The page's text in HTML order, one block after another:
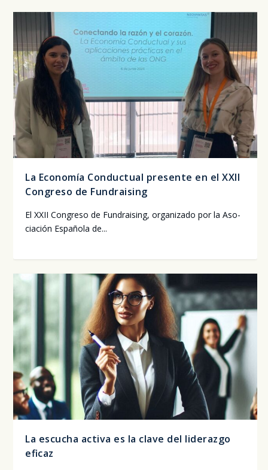
La Economía Conductual presente en el XXII
Congreso de Fundraising
El XXII Con­gre­so de Fun­drai­sing, orga­ni­za­do por la Aso­
cia­ción Espa­ño­la de...
La escucha activa es la clave del liderazgo
eficaz